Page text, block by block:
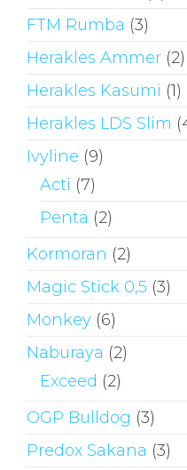
FTM Rumba (3)
Herakles Ammer (2)
Herakles Kasumi (1)
Herakles LDS Slim
Ivyline (9)
Acti (7)
Penta (2)
Kormoran (2)
Magic Stick 0,5 (3)
Monkey (6)
Naburaya (2)
Exceed (2)
OGP Bulldog (3)
Predox Sakana (3)